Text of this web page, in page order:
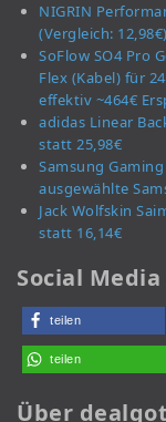
NIGRIN
(Vergleich: 12,98€)
SoFlow SO4 Pro
Flex (Kabel) für
effektiv ~464€
adidas Linear
statt 25,98€
Samsung
ausgewählte
Jack Wolfskin
statt 16,14€
Social
teilen
teilen
Über